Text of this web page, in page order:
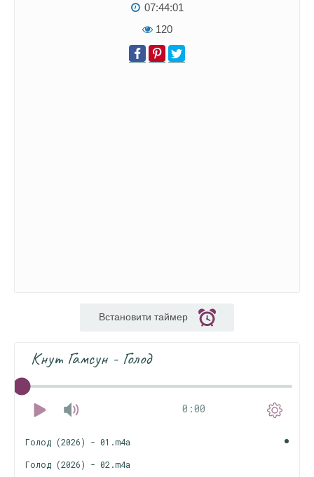
07:44:01
120
Встановити таймер
Кнут Гамсун - Голод
0:00
Голод (2026) - 01.m4a
Голод (2026) - 02.m4a